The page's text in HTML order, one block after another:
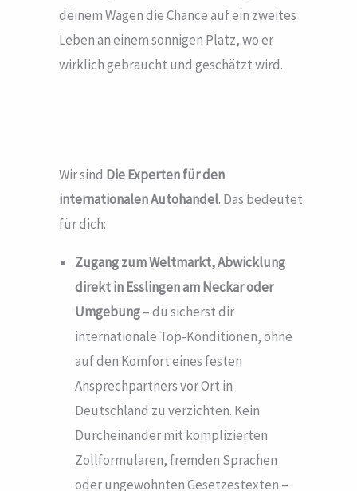
deinem Wagen die Chance auf ein zweites
Leben an einem sonnigen Platz, wo er
wirklich gebraucht und geschätzt wird.
Wir sind Die Experten für den
internationalen Autohandel. Das bedeutet
für dich:
Zugang zum Weltmarkt, Abwicklung
direkt in Esslingen am Neckaroder
Umgebung– du sicherst dir
internationale Top-Konditionen, ohne
auf den Komfort eines festen
Ansprechpartners vor Ort in
Deutschland zu verzichten. Kein
Durcheinander mit komplizierten
Zollformularen, fremden Sprachen
oder ungewohnten Gesetzestexten –